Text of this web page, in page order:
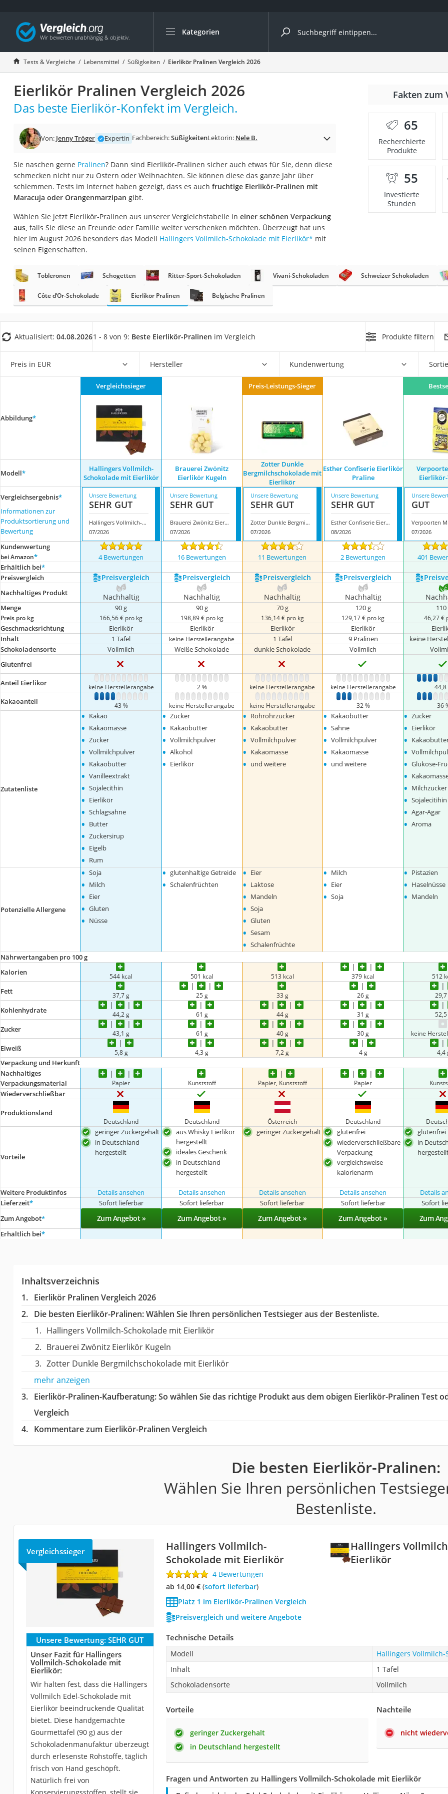
Kategorien
Die beliebtesten Vergleiche nach Kategorie
Lebensmittel
Schwarzkümmelöl
Knäckebrot
Schwarzkümmelöl-Kapseln
Manukahonig
Eiklar
Balsamico-Essig
Schwarzkümmelöl bio
Honig
Gemüsebrühe
Grapefruitkernextrakt
Matcha-Set
Erythrit
Müsli ohne Zuckerzusatz
Tests & Vergleiche Lebensmittel Süßigkeiten Eierlikör Pralinen Vergleich 2026
Eierlikör Pralinen Vergleich 2026
Das beste Eierlikör-Konfekt im Vergleich.
Von: Jenny Tröger Expertin Fachbereich:SüßigkeitenLektorin: Nele B.
Sie naschen gerne Pralinen? Dann sind Eierlikör-Pralinen sicher auch etwas für Sie, denn diese
schmecken nicht nur zu Ostern oder Weihnachten. Sie können diese das ganze Jahr über
schlemmen. Tests im Internet haben gezeigt, dass es auch fruchtige Eierlikör-Pralinen mit
Maracuja oder Orangenmarzipan gibt.
Wählen Sie jetzt Eierlikör-Pralinen aus unserer Vergleichstabelle in einer schönen Verpackung
aus, falls Sie diese an Freunde oder Familie weiter verschenken möchten. Überzeugt hat uns
hier im August 2026 besonders das Modell Hallingers Vollmilch-Schokolade mit Eierlikör* mit
seinen Eigenschaften.
Fakten zum
65
Recherchierte
Produkte
55
Investierte
Stunden
Tobleronen Schogetten Ritter-Sport-Schokoladen Vivani-Schokoladen Schweizer Schokoladen
Côte d’Or-Schokolade Eierlikör Pralinen Belgische Pralinen
Aktualisiert: 04.08.20261 - 8 von 9: Beste Eierlikör-Pralinen im Vergleich Produkte filtern
Preis in EUR Hersteller Kundenwertung
Abbildung*
Vergleichssieger Preis-Leistungs-Sieger
Modell*
Hallingers Vollmilch-
Schokolade mit Eierlikör
‎Brauerei Zwönitz
Eierlikör Kugeln
Zotter Dunkle
Bergmilchschokolade mit
Eierlikör
Esther Confiserie Eierlikör
Praline
Vergleichsergebnis*
Informationen zur
Produktsortierung und
Bewertung
Unsere Bewertung
SEHR GUT
Hallingers Vollmilch-Schokolade mit Eierlikör
07/2026
Unsere Bewertung
SEHR GUT
‎Brauerei Zwönitz Eierlikör Kugeln
07/2026
Unsere Bewertung
SEHR GUT
Zotter Dunkle Bergmilchschokolade mit Eierlikör
07/2026
Unsere Bewertung
SEHR GUT
Esther Confiserie Eierlikör Praline
08/2026
Unsere
GUT
07/2026
Kundenwertung
bei Amazon* 4 Bewertungen 16 Bewertungen 11 Bewertungen 2 Bewertungen 401
Erhältlich bei*
Preis­vergleich
Preis­vergleich Preis­vergleich Preis­vergleich Preis­vergleich
Nachhaltiges Produkt Nachhaltig Nachhaltig Nachhaltig Nachhaltig
Menge
Preis pro kg
90 g
166,56 € pro kg
90 g
198,89 € pro kg
70 g
136,14 € pro kg
120 g
129,17 € pro kg
110
46,27 €
Geschmacksrichtung Eierlikör Eierlikör Eierlikör Eierlikör
Inhalt
1 Tafel keine Herstellerangabe 1 Tafel 9 Pralinen keine
Schokoladensorte Vollmilch Weiße Schokolade dunkle Schokolade Vollmilch
Glutenfrei
Anteil Eierlikör 1 2 3 4 5 6 7 8 9 10
keine Herstellerangabe
1 2 3 4 5 6 7 8 9 10
2 %
1 2 3 4 5 6 7 8 9 10
keine Herstellerangabe
1 2 3 4 5 6 7 8 9 10
keine Herstellerangabe
1 2 3 4 5
44,8
Kakaoanteil 1 2 3 4 5 6 7 8 9 10
43 %
1 2 3 4 5 6 7 8 9 10
keine Herstellerangabe
1 2 3 4 5 6 7 8 9 10
keine Herstellerangabe
1 2 3 4 5 6 7 8 9 10
32 %
1 2 3 4 5
36
Zutatenliste
• Kakao
• Kakaomasse
• Zucker
• Vollmilchpulver
• Kakaobutter
• Vanilleextrakt
• Sojalecithin
• Eierlikör
• Schlagsahne
• Butter
• Zuckersirup
• Eigelb
• Rum
• Zucker
• Kakaobutter
• Vollmilchpulver
• Alkohol
• Eierlikör
• Rohrohrzucker
• Kakaobutter
• Vollmilchpulver
• Kakaomasse
• und weitere
• Kakaobutter
• Sahne
• Vollmilchpulver
• Kakaomasse
• und weitere
• Zucker
• Eierlikör
•
•
• Glukose-
•
• Milchzucker
• Sojalecitihin
• Agar-Agar
• Aroma
Potenzielle Allergene
• Soja
• Milch
• Eier
• Gluten
• Nüsse
• glutenhaltige Getreide
• Schalenfrüchten
• Eier
• Laktose
• Mandeln
• Soja
• Gluten
• Sesam
• Schalenfrüchte
• Milch
• Eier
• Soja
• Pistazien
• Haselnüsse
• Mandeln
Nährwertangaben pro 100 g
Kalorien
544 kcal 501 kcal 513 kcal 379 kcal 512
Fett 37,7 g 25 g 33 g 26 g
Kohlenhydrate 44,2 g 61 g 44 g 31 g
Zucker 43,1 g 61 g 40 g 30 g keine
Eiweiß 5,8 g 4,3 g 7,2 g 4 g 4,4
Verpackung und Herkunft
Nachhaltiges
Verpackungsmaterial
Papier Kunststoff Papier, Kunststoff Papier
Wiederverschließbar
Produktionsland
Deutschland Deutschland Österreich Deutschland
Vorteile
geringer Zuckergehalt
in Deutschland
hergestellt
aus Whisky Eierlikör
hergestellt
ideales Geschenk
in Deutschland
hergestellt
geringer Zuckergehalt
glutenfrei
wiederverschließbare
Verpackung
vergleichsweise
kalorienarm
glutenfrei
in
Weitere Produktinfos Details ansehen Details ansehen Details ansehen Details ansehen Details
Lieferzeit* Sofort lieferbar Sofort lieferbar Sofort lieferbar Sofort lieferbar Sofort
Zum Angebot* Zum Angebot » Zum Angebot » Zum Angebot » Zum Angebot » Zum
Erhältlich bei*
Inhaltsverzeichnis
Eierlikör Pralinen Vergleich 2026
Die besten Eierlikör-Pralinen:Wählen Sie Ihren persönlichen Testsieger aus der Bestenliste.
Hallingers Vollmilch-Schokolade mit Eierlikör
‎Brauerei Zwönitz Eierlikör Kugeln
Zotter Dunkle Bergmilchschokolade mit Eierlikör
mehr anzeigen
Eierlikör-Pralinen-Kaufberatung: So wählen Sie das richtige Produkt aus dem obigen Eierlikör-Pralinen Test
Vergleich
Kommentare zum Eierlikör-Pralinen Vergleich
Die besten Eierlikör-Pralinen:
Wählen Sie Ihren persönlichen
Bestenliste.
Hallingers
Eierlikör
Vergleichssieger
Hallingers Vollmilch-
Schokolade mit Eierlikör
4 Bewertungen
ab 14,00 €( Sofort lieferbar)
Platz 1 im Eierlikör-Pralinen Vergleich
Preisvergleich und weitere Angebote
Unsere Bewertung: SEHR GUT
Unser Fazit für Hallingers
Vollmilch-Schokolade mit
Eierlikör:
Wir halten fest, dass die Hallingers
Vollmilch Edel-Schokolade mit
Eierlikör beeindruckende Qualität
bietet. Diese handgemachte
Gourmettafel (90 g) aus der
Schokoladenmanufaktur überzeugt
durch erlesenste Rohstoffe, täglich
frisch von Hand geschöpft.
Natürlich frei von
Technische Details
Modell
Hallingers
Inhalt
1 Tafel
Schokoladensorte
Vollmilch
Vorteile
geringer Zuckergehalt
in Deutschland hergestellt
Nachteile
nicht
Fragen und Antworten zu Hallingers Vollmilch-Schokolade mit Eierlikör